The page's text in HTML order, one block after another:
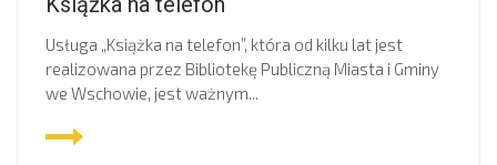
Usługa „Książka na telefon”, która od kilku lat jest
realizowana przez Bibliotekę Publiczną Miasta i Gminy
we Wschowie, jest ważnym...